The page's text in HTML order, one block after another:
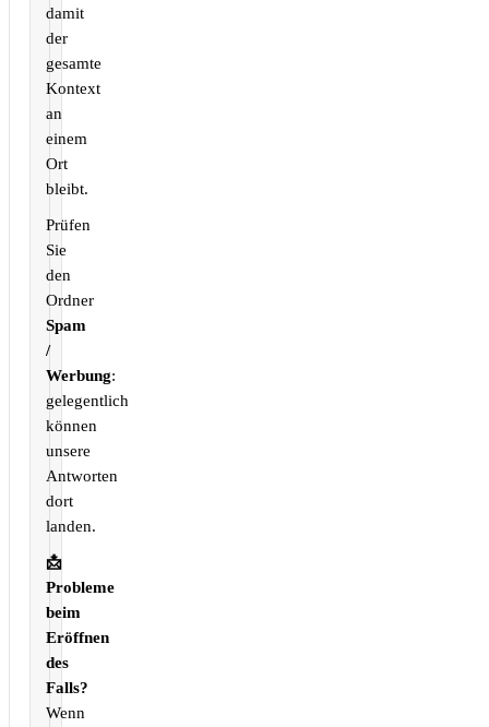
damit
der
gesamte
Kontext
an
einem
Ort
bleibt.
Prüfen
Sie
den
Ordner
Spam
/
Werbung:
gelegentlich
können
unsere
Antworten
dort
landen.
📩
Probleme
beim
Eröffnen
des
Falls?
Wenn